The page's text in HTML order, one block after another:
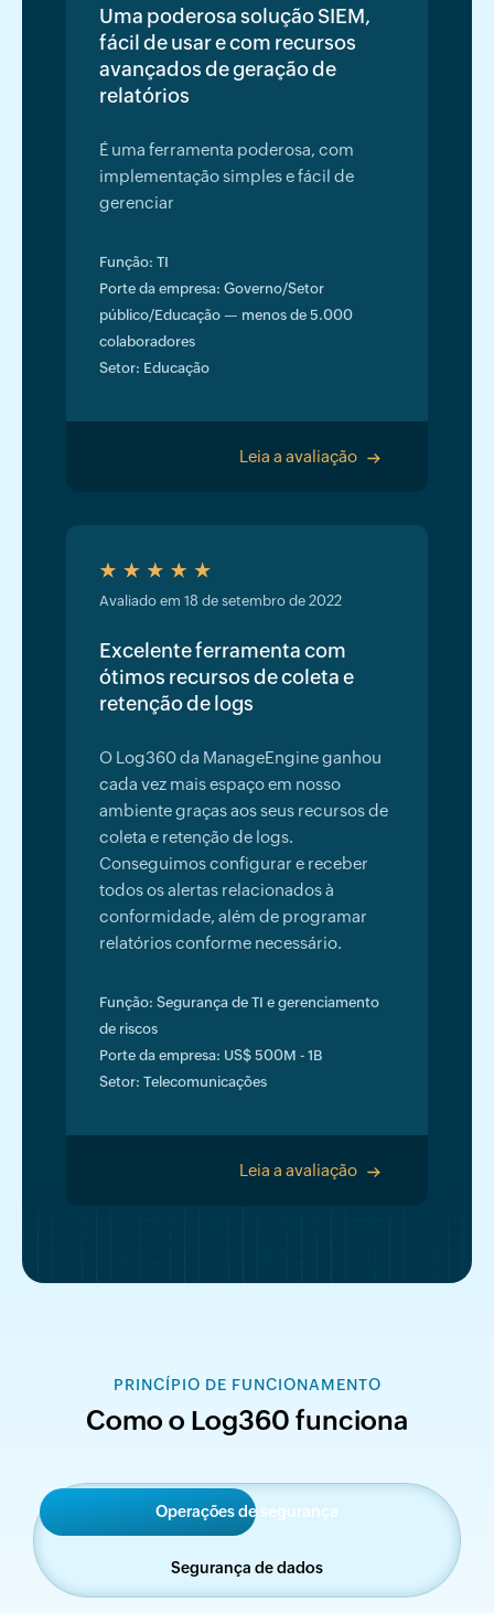
Uma poderosa solução SIEM,
fácil de usar e com recursos
avançados de geração de
relatórios
É uma ferramenta poderosa, com
implementação simples e fácil de
gerenciar
Função: TI
Porte da empresa: Governo/Setor
público/Educação — menos de 5.000
colaboradores
Setor: Educação
Leia a avaliação >
Avaliado em 18 de setembro de 2022
Excelente ferramenta com
ótimos recursos de coleta e
retenção de logs
O Log360 da ManageEngine ganhou
cada vez mais espaço em nosso
ambiente graças aos seus recursos de
coleta e retenção de logs.
Conseguimos configurar e receber
todos os alertas relacionados à
conformidade, além de programar
relatórios conforme necessário.
Função: Segurança de TI e gerenciamento
de riscos
Porte da empresa: US$ 500M - 1B
Setor: Telecomunicações
Leia a avaliação >
PRINCÍPIO DE FUNCIONAMENTO
Como o Log360 funciona
Operações de segurança
Segurança de dados